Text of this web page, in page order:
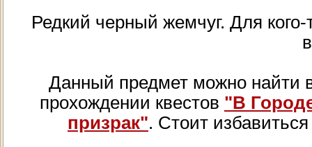
Редкий черный жемчуг. Для
Данный предмет можно найти
прохождении квестов "В
призрак". Стоит